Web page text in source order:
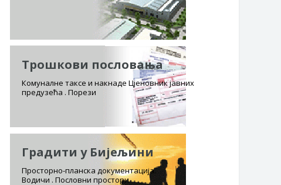
Трошкови пословања
Комуналне таксе и накнаде Цјеновник јавних
предузећа . Порези
Градити у Бијељини
Просторно-планска документација.
Водичи . Пословни простори